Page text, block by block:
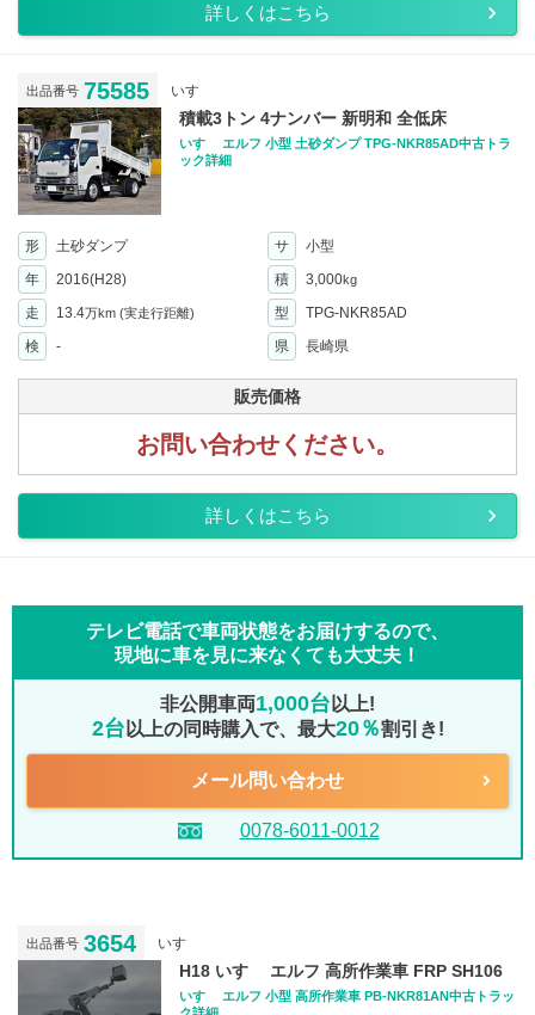
詳しくはこちら
出品番号 75585 いすゞ
積載3トン 4ナンバー 新明和 全低床
いすゞ エルフ 小型 土砂ダンプ TPG-NKR85AD中古トラ
ック詳細
形 土砂ダンプ サ
小型
年
2016(H28) 積 3,000kg
走 13.4万km (実走行距離) 型
TPG-NKR85AD
検
- 県 長崎県
販売価格
お問い合わせください。
詳しくはこちら
テレビ電話で車両状態をお届けするので、
現地に車を見に来なくても大丈夫！
非公開車両1,000台 以上!
2台 以上の同時購入で、最大20％割引き!
メール問い合わせ
0078-6011-0012
出品番号 3654 いすゞ
H18 いすゞ エルフ 高所作業車 FRP SH106
いすゞ エルフ 小型 高所作業車 PB-NKR81AN中古トラッ